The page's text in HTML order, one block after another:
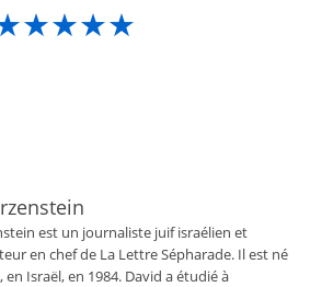
est un journaliste juif israélien et
en chef de La Lettre Sépharade. Il est né
en Israël, en 1984. David a étudié à